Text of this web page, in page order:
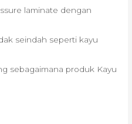
laminate dengan
seindah seperti kayu
sebagaimana produk Kayu